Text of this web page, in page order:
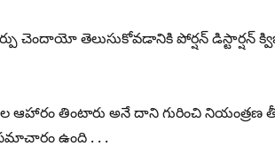
చెందాయో తెలుసుకోవడానికి పోర్షన్ డిస్టార్షన్
తింటారు అనే దాని గురించి నియంత్రణ
ఉంది . . .